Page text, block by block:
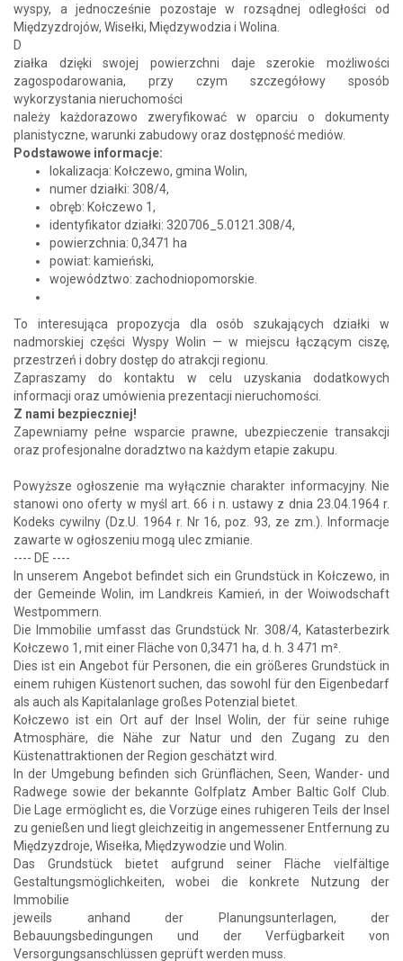
wyspy, a jednocześnie pozostaje w rozsądnej odległości od
Międzyzdrojów, Wisełki, Międzywodzia i Wolina.
D
ziałka dzięki swojej powierzchni daje szerokie możliwości
zagospodarowania, przy czym szczegółowy sposób
wykorzystania nieruchomości
należy każdorazowo zweryfikować w oparciu o dokumenty
planistyczne, warunki zabudowy oraz dostępność mediów.
Podstawowe informacje:
lokalizacja: Kołczewo, gmina Wolin,
numer działki: 308/4,
obręb: Kołczewo 1,
identyfikator działki: 320706_5.0121.308/4,
powierzchnia: 0,3471 ha
powiat: kamieński,
województwo: zachodniopomorskie.
To interesująca propozycja dla osób szukających działki w
nadmorskiej części Wyspy Wolin — w miejscu łączącym ciszę,
przestrzeń i dobry dostęp do atrakcji regionu.
Zapraszamy do kontaktu w celu uzyskania dodatkowych
informacji oraz umówienia prezentacji nieruchomości.
Z nami bezpieczniej!
Zapewniamy pełne wsparcie prawne, ubezpieczenie transakcji
oraz profesjonalne doradztwo na każdym etapie zakupu.
Powyższe ogłoszenie ma wyłącznie charakter informacyjny. Nie
stanowi ono oferty w myśl art. 66 i n. ustawy z dnia 23.04.1964 r.
Kodeks cywilny (Dz.U. 1964 r. Nr 16, poz. 93, ze zm.). Informacje
zawarte w ogłoszeniu mogą ulec zmianie.
---- DE ----
In unserem Angebot befindet sich ein Grundstück in Kołczewo, in
der Gemeinde Wolin, im Landkreis Kamień, in der Woiwodschaft
Westpommern.
Die Immobilie umfasst das Grundstück Nr. 308/4, Katasterbezirk
Kołczewo 1, mit einer Fläche von 0,3471 ha, d. h. 3 471 m².
Dies ist ein Angebot für Personen, die ein größeres Grundstück in
einem ruhigen Küstenort suchen, das sowohl für den Eigenbedarf
als auch als Kapitalanlage großes Potenzial bietet.
Kołczewo ist ein Ort auf der Insel Wolin, der für seine ruhige
Atmosphäre, die Nähe zur Natur und den Zugang zu den
Küstenattraktionen der Region geschätzt wird.
In der Umgebung befinden sich Grünflächen, Seen, Wander- und
Radwege sowie der bekannte Golfplatz Amber Baltic Golf Club.
Die Lage ermöglicht es, die Vorzüge eines ruhigeren Teils der Insel
zu genießen und liegt gleichzeitig in angemessener Entfernung zu
Międzyzdroje, Wisełka, Międzywodzie und Wolin.
Das Grundstück bietet aufgrund seiner Fläche vielfältige
Gestaltungsmöglichkeiten, wobei die konkrete Nutzung der
Immobilie
jeweils anhand der Planungsunterlagen, der
Bebauungsbedingungen und der Verfügbarkeit von
Versorgungsanschlüssen geprüft werden muss.